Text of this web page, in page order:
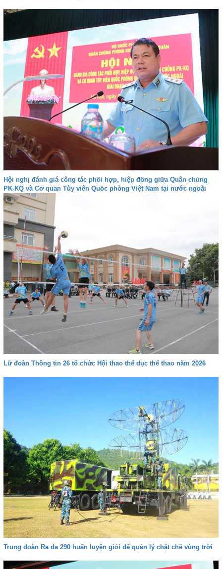
Hội nghị đánh giá công tác phối hợp, hiệp đồng giữa Quân chủng
PK-KQ và Cơ quan Tùy viên Quốc phòng Việt Nam tại nước ngoài
Lữ đoàn Thông tin 26 tổ chức Hội thao thể dục thể thao năm 2026
Trung đoàn Ra đa 290 huấn luyện giỏi để quản lý chặt chẽ vùng trời